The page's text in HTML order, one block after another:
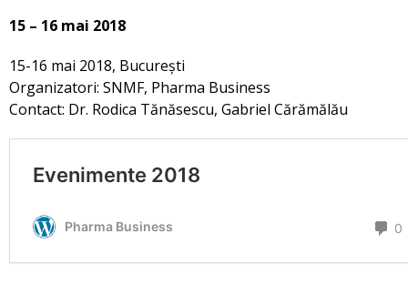
15 – 16 mai 2018
15-16 mai 2018, București
Organizatori: SNMF, Pharma Business
Contact: Dr. Rodica Tănăsescu, Gabriel Cărămălău